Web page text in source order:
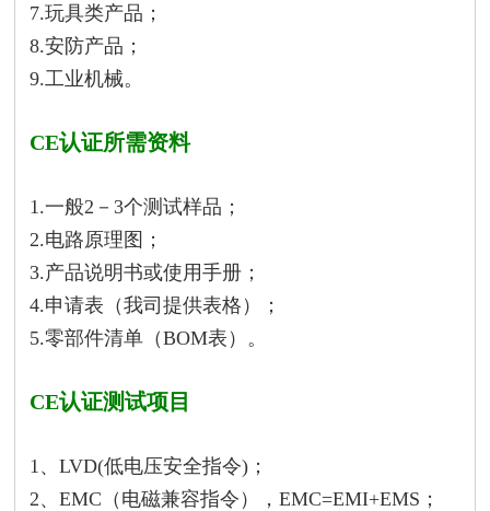
7.玩具类产品；
8.安防产品；
9.工业机械。
CE认证所需资料
1.一般2－3个测试样品；
2.电路原理图；
3.产品说明书或使用手册；
4.申请表（我司提供表格）；
5.零部件清单（BOM表）。
CE认证测试项目
1、LVD(低电压安全指令)；
2、EMC（电磁兼容指令），EMC=EMI+EMS；